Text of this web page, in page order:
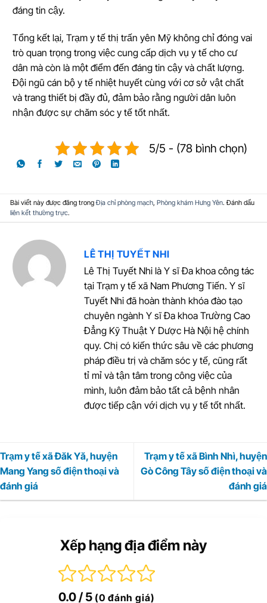
đáng tin cậy.
Tổng kết lại, Trạm y tế thị trấn yên Mỹ không chỉ đóng vai
trò quan trọng trong việc cung cấp dịch vụ y tế cho cư
dân mà còn là một điểm đến đáng tin cậy và chất lượng.
Đội ngũ cán bộ y tế nhiệt huyết cùng với cơ sở vật chất
và trang thiết bị đầy đủ, đảm bảo rằng người dân luôn
nhận được sự chăm sóc y tế tốt nhất.
5/5 - (78 bình chọn)
Bài viết này được đăng trongĐịa chỉ phòng mạch, Phòng khám Hưng Yên. Đánh dấu
liên kết thường trực.
LÊ THỊ TUYẾT NHI
Lê Thị Tuyết Nhi là Y sĩ Đa khoa công tác
tại Trạm y tế xã Nam Phương Tiến. Y sĩ
Tuyết Nhi đã hoàn thành khóa đào tạo
chuyên ngành Y sĩ Đa khoa Trường Cao
Đẳng Kỹ Thuật Y Dược Hà Nội hệ chính
quy. Chị có kiến thức sâu về các phương
pháp điều trị và chăm sóc y tế, cũng rất
tỉ mỉ và tận tâm trong công việc của
mình, luôn đảm bảo tất cả bệnh nhân
được tiếp cận với dịch vụ y tế tốt nhất.
Trạm y tế xã Đăk Yă, huyện
Mang Yang số điện thoại và
đánh giá
Trạm y tế xã Bình Nhì, huyện
Gò Công Tây số điện thoại và
đánh giá
Xếp hạng địa điểm này
0.0/ 5 (0 đánh giá)